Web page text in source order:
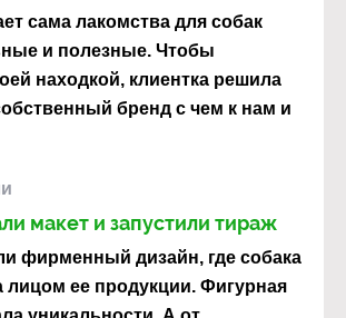
сама лакомства для собак
и полезные. Чтобы
находкой, клиентка решила
бренд с чем к нам и
макет и запустили тираж
фирменный дизайн, где собака
лицом ее продукции. Фигурная